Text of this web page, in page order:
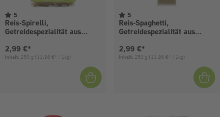
5
Reis-Spirelli,
Getreidespezialität aus
Aktueller Preis:
2,99 €*
Inhalt: 250 g (11,96 €* / 1kg)
5
Reis-Spaghetti,
Getreidespezialität aus
Aktueller Preis:
2,99 €*
Inhalt: 250 g (11,96 €* / 1kg)